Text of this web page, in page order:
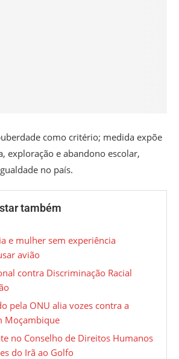
como critério; medida expõe
exploração e abandono escolar,
no país.
também
e mulher sem experiência
avião
contra Discriminação Racial
pela ONU alia vozes contra a
Moçambique
no Conselho de Direitos Humanos
do Irã ao Golfo